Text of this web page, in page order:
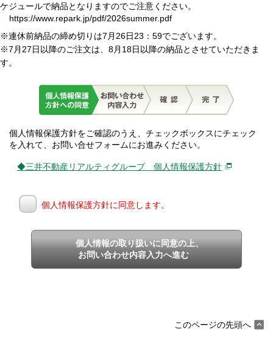
ケジュールで納品となりますのでご注意ください。
https://www.repark.jp/pdf/2026summer.pdf
※連休前納品の締め切りは7月26日23：59でございます。
※7月27日以降のご注文は、8月18日以降の納品とさせていただきま
す。
個人情報保護方針をご確認のうえ、チェックボックスにチェック
を入れて、お問い合せフォームにお進みください。
◆三井不動産リアルティグループ 個人情報保護方針
個人情報保護方針に同意します。
個人情報の取り扱いに同意の上、
お問い合わせ内容入力へ進む
このページの先頭へ